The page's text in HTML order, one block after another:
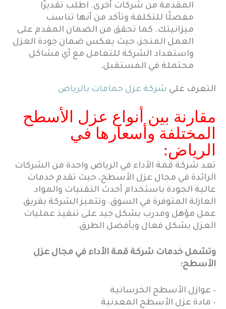
المقدمة من شركات أخرى. اطلب تقديرًا
مفصلًا للتكلفة وتأكد من أنها تناسب
ميزانيتك. كما تحقق من الضمان المقدم على
العمل المنجز، حيث يعكس ضمان جودة العزل
واستعداد الشركة للتعامل مع أي مشاكل
محتملة في المستقبل.
التعرف علي شركة عزل حمامات بالرياض
مقارنة بين أنواع عزل الأسطح
المختلفة وأسعارها في
الرياض:
تعد شركة قمة الأداء في الرياض واحدة من الشركات
الرائدة في مجال عزل الأسطح، حيث تقدم خدمات
عالية الجودة باستخدام أحدث التقنيات والمواد
العازلة المتوفرة في السوق. وتتميز الشركة بفريق
عمل مؤهل ومدرب بشكل جيد على تنفيذ عمليات
العزل بشكل فعال وبأفضل الطرق.
وتشمل خدمات شركة قمة الأداء في مجال عزل
الأسطح:
– عوازل الأسطح الخرسانية
– مادة عزل الأسطح المعدنية